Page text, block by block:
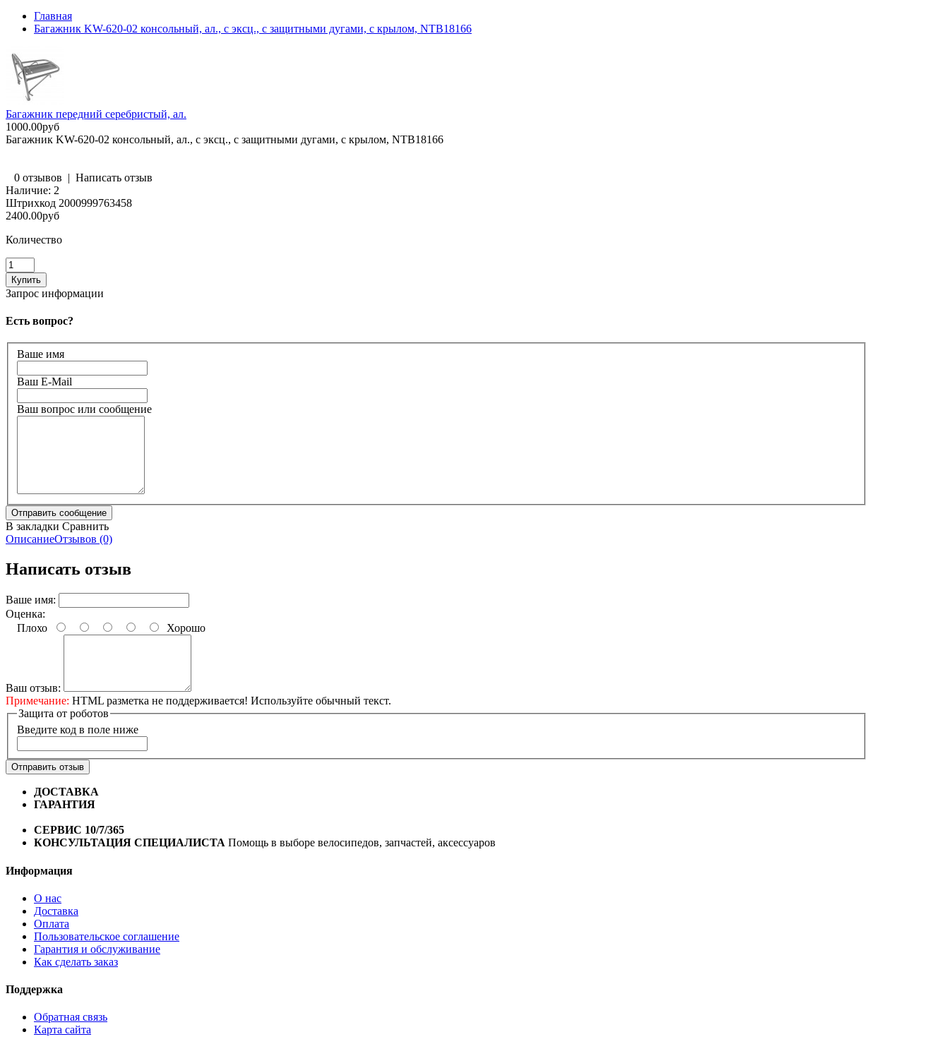
Главная
Багажник KW-620-02 консольный, ал., с эксц., с защитными дугами, с крылом, NTB18166
Багажник передний серебристый, ал.
1000.00руб
Багажник KW-620-02 консольный, ал., с эксц., с защитными дугами, с крылом, NTB18166
0 отзывов | Написать отзыв
Наличие: 2
Штрихкод 2000999763458
2400.00руб
Количество
Запрос информации
Есть вопрос?
Ваше имя
Ваш E-Mail
Ваш вопрос или сообщение
В закладки Сравнить
ОписаниеОтзывов (0)
Написать отзыв
Ваше имя:
Оценка:
Плохо
Хорошо
Ваш отзыв:
Примечание: HTML разметка не поддерживается! Используйте обычный текст.
Защита от роботов
Введите код в поле ниже
Отправить отзыв
ДОСТАВКА
ГАРАНТИЯ
СЕРВИС 10/7/365
КОНСУЛЬТАЦИЯ СПЕЦИАЛИСТА Помощь в выборе велосипедов, запчастей, аксессуаров
Информация
О нас
Доставка
Оплата
Пользовательское соглашение
Гарантия и обслуживание
Как сделать заказ
Поддержка
Обратная связь
Карта сайта